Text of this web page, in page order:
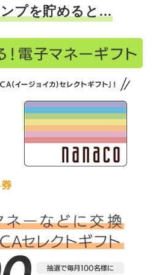
プを貯めると…